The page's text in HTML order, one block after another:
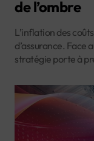
de l’ombre
L’inflation des
d’assurance. Face
stratégie porte à